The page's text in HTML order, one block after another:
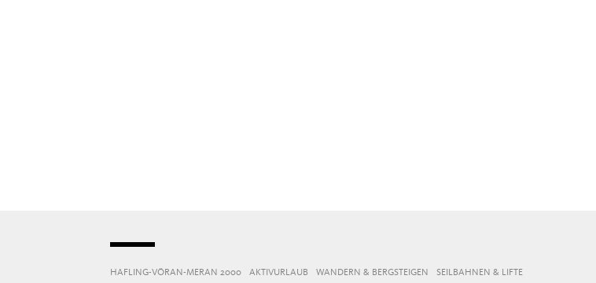
HAFLING-VÖRAN-MERAN 2000 AKTIVURLAUB WANDERN & BERGSTEIGEN SEILBAHNEN & LIFTE